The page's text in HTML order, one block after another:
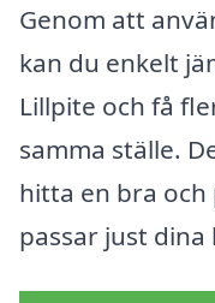
Genom att
kan du enkelt
Lillpite och få
samma ställe.
hitta en bra
passar just dina